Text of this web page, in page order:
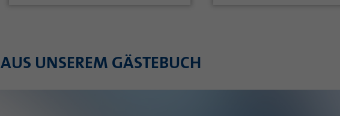
AUS UNSEREM GÄSTEBUCH